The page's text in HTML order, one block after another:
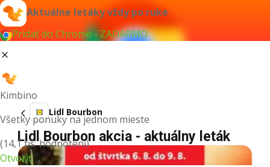
Aktuálne letáky vždy po ruke
Pridať do Chrome - ZADARMO
Kimbino
Všetky ponuky na jednom mieste
(14,1 tis. hodnotení)
Otvoriť
Lidl Bourbon
Lidl Bourbon akcia - aktuálny leták